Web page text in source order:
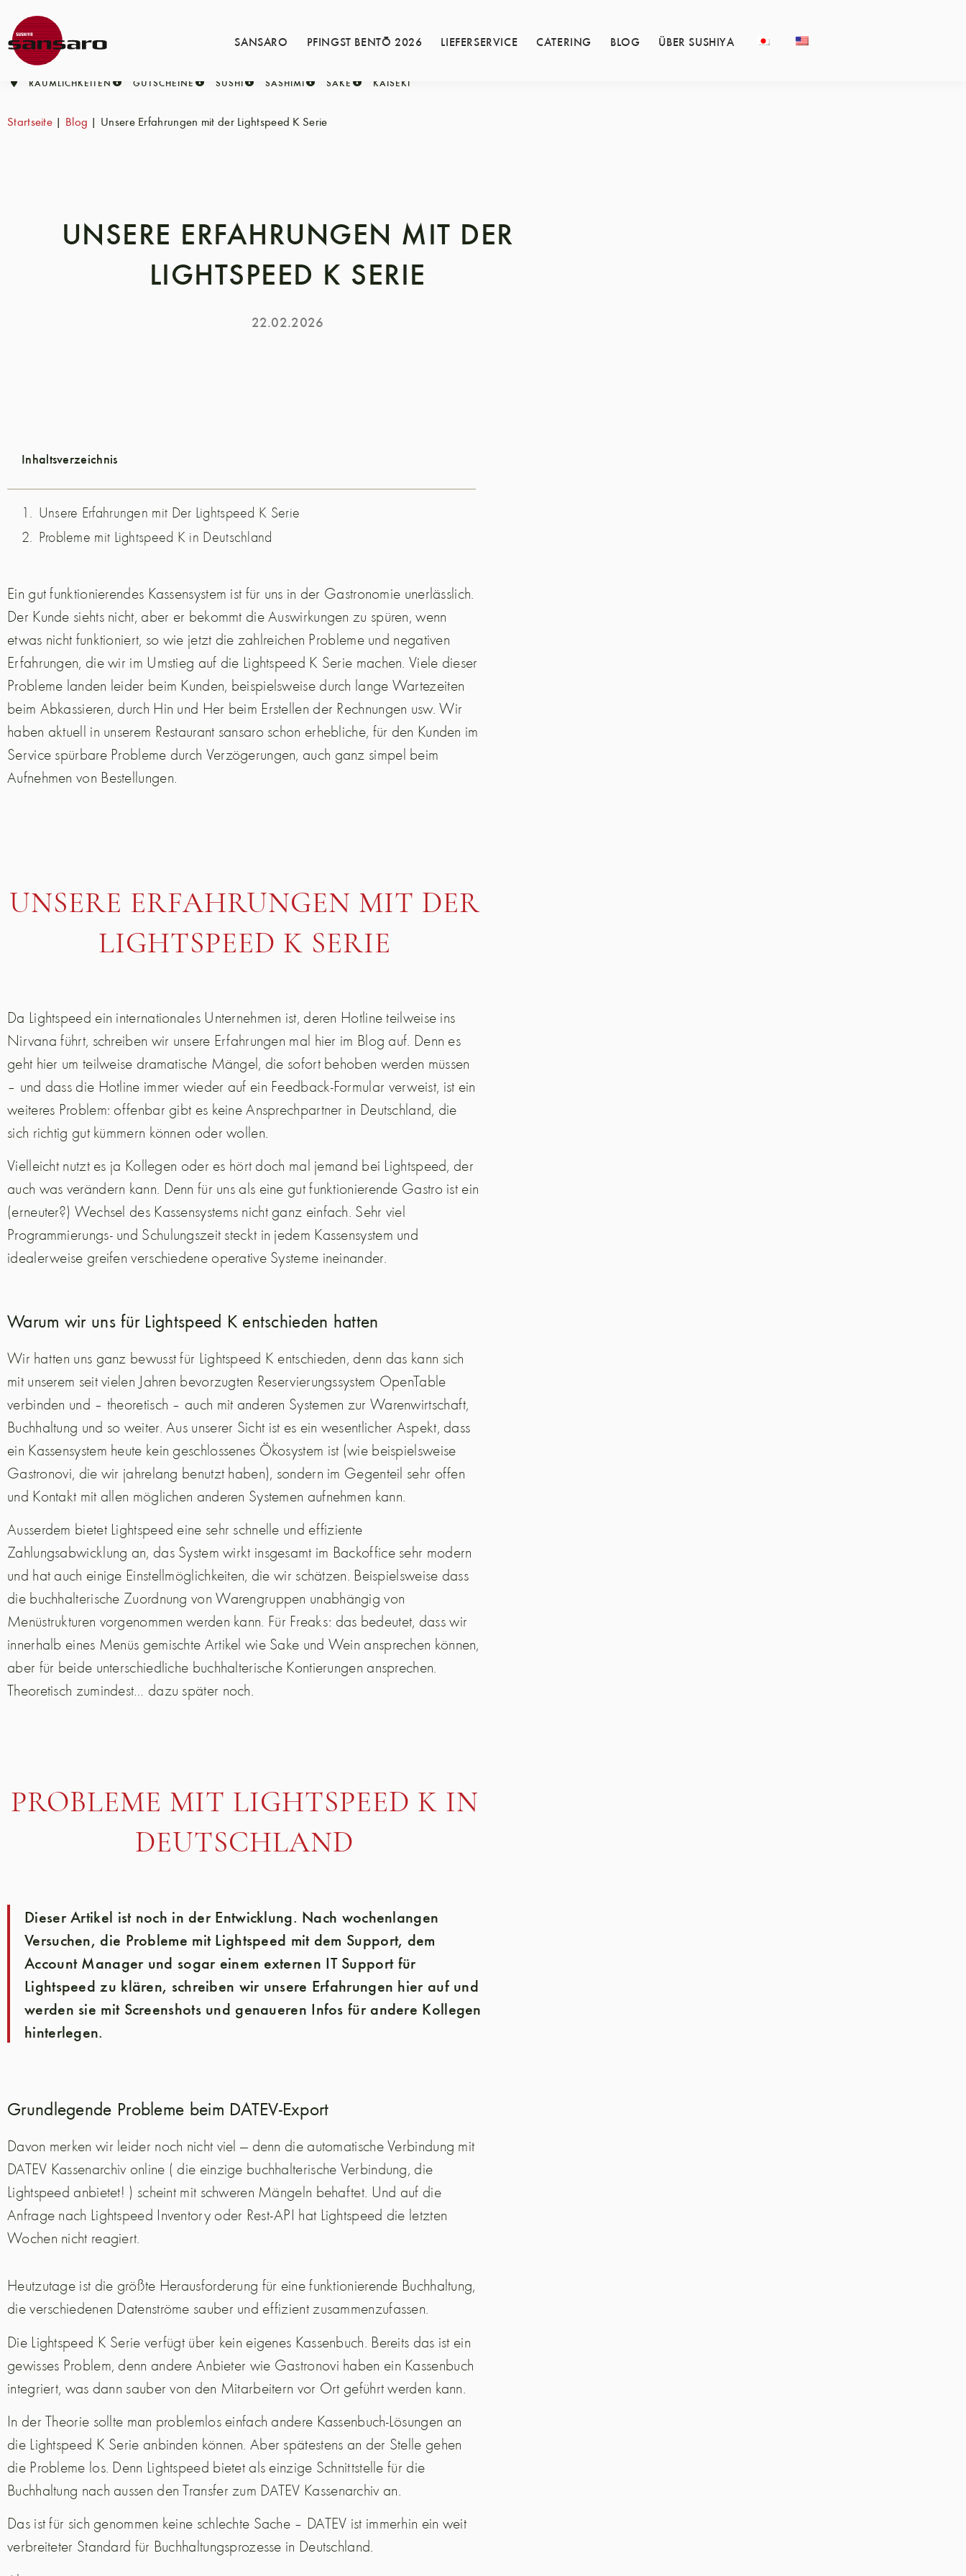
SANSARO PFINGST BENTŌ 2026 LIEFERSERVICE CATERING BLOG ÜBER SUSHIYA
RÄUMLICHKEITEN GUTSCHEINE SUSHI SASHIMI SAKE KAISEKI
Startseite | Blog | Unsere Erfahrungen mit der Lightspeed K Serie
UNSERE ERFAHRUNGEN MIT DER
LIGHTSPEED K SERIE
22.02.2026
Inhaltsverzeichnis
Unsere Erfahrungen mit Der Lightspeed K Serie
Probleme mit Lightspeed K in Deutschland
Ein gut funktionierendes Kassensystem ist für uns in der Gastronomie unerlässlich.
Der Kunde siehts nicht, aber er bekommt die Auswirkungen zu spüren, wenn
etwas nicht funktioniert, so wie jetzt die zahlreichen Probleme und negativen
Erfahrungen, die wir im Umstieg auf die Lightspeed K Serie machen. Viele dieser
Probleme landen leider beim Kunden, beispielsweise durch lange Wartezeiten
beim Abkassieren, durch Hin und Her beim Erstellen der Rechnungen usw. Wir
haben aktuell in unserem Restaurant sansaro schon erhebliche, für den Kunden im
Service spürbare Probleme durch Verzögerungen, auch ganz simpel beim
Aufnehmen von Bestellungen.
UNSERE ERFAHRUNGEN MIT DER
LIGHTSPEED K SERIE
Da Lightspeed ein internationales Unternehmen ist, deren Hotline teilweise ins
Nirvana führt, schreiben wir unsere Erfahrungen mal hier im Blog auf. Denn es
geht hier um teilweise dramatische Mängel, die sofort behoben werden müssen
– und dass die Hotline immer wieder auf ein Feedback-Formular verweist, ist ein
weiteres Problem: offenbar gibt es keine Ansprechpartner in Deutschland, die
sich richtig gut kümmern können oder wollen.
Vielleicht nutzt es ja Kollegen oder es hört doch mal jemand bei Lightspeed, der
auch was verändern kann. Denn für uns als eine gut funktionierende Gastro ist ein
(erneuter?) Wechsel des Kassensystems nicht ganz einfach. Sehr viel
Programmierungs- und Schulungszeit steckt in jedem Kassensystem und
idealerweise greifen verschiedene operative Systeme ineinander.
Warum wir uns für Lightspeed K entschieden hatten
Wir hatten uns ganz bewusst für Lightspeed K entschieden, denn das kann sich
mit unserem seit vielen Jahren bevorzugten Reservierungssystem OpenTable
verbinden und – theoretisch – auch mit anderen Systemen zur Warenwirtschaft,
Buchhaltung und so weiter. Aus unserer Sicht ist es ein wesentlicher Aspekt, dass
ein Kassensystem heute kein geschlossenes Ökosystem ist (wie beispielsweise
Gastronovi, die wir jahrelang benutzt haben), sondern im Gegenteil sehr offen
und Kontakt mit allen möglichen anderen Systemen aufnehmen kann.
Ausserdem bietet Lightspeed eine sehr schnelle und effiziente
Zahlungsabwicklung an, das System wirkt insgesamt im Backoffice sehr modern
und hat auch einige Einstellmöglichkeiten, die wir schätzen. Beispielsweise dass
die buchhalterische Zuordnung von Warengruppen unabhängig von
Menüstrukturen vorgenommen werden kann. Für Freaks: das bedeutet, dass wir
innerhalb eines Menüs gemischte Artikel wie Sake und Wein ansprechen können,
aber für beide unterschiedliche buchhalterische Kontierungen ansprechen.
Theoretisch zumindest… dazu später noch.
PROBLEME MIT LIGHTSPEED K IN
DEUTSCHLAND
Dieser Artikel ist noch in der Entwicklung. Nach wochenlangen
Versuchen, die Probleme mit Lightspeed mit dem Support, dem
Account Manager und sogar einem externen IT Support für
Lightspeed zu klären, schreiben wir unsere Erfahrungen hier auf und
werden sie mit Screenshots und genaueren Infos für andere Kollegen
hinterlegen.
Grundlegende Probleme beim DATEV-Export
Davon merken wir leider noch nicht viel — denn die automatische Verbindung mit
DATEV Kassenarchiv online ( die einzige buchhalterische Verbindung, die
Lightspeed anbietet! ) scheint mit schweren Mängeln behaftet. Und auf die
Anfrage nach Lightspeed Inventory oder Rest-API hat Lightspeed die letzten
Wochen nicht reagiert.
Heutzutage ist die größte Herausforderung für eine funktionierende Buchhaltung,
die verschiedenen Datenströme sauber und effizient zusammenzufassen.
Die Lightspeed K Serie verfügt über kein eigenes Kassenbuch. Bereits das ist ein
gewisses Problem, denn andere Anbieter wie Gastronovi haben ein Kassenbuch
integriert, was dann sauber von den Mitarbeitern vor Ort geführt werden kann.
In der Theorie sollte man problemlos einfach andere Kassenbuch-Lösungen an
die Lightspeed K Serie anbinden können. Aber spätestens an der Stelle gehen
die Probleme los. Denn Lightspeed bietet als einzige Schnittstelle für die
Buchhaltung nach aussen den Transfer zum DATEV Kassenarchiv an.
Das ist für sich genommen keine schlechte Sache – DATEV ist immerhin ein weit
verbreiteter Standard für Buchhaltungsprozesse in Deutschland.